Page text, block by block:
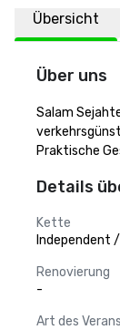
Übersicht
Über uns
Salam
Praktische
Details
Kette
Independent
Renovierung
-
Art des